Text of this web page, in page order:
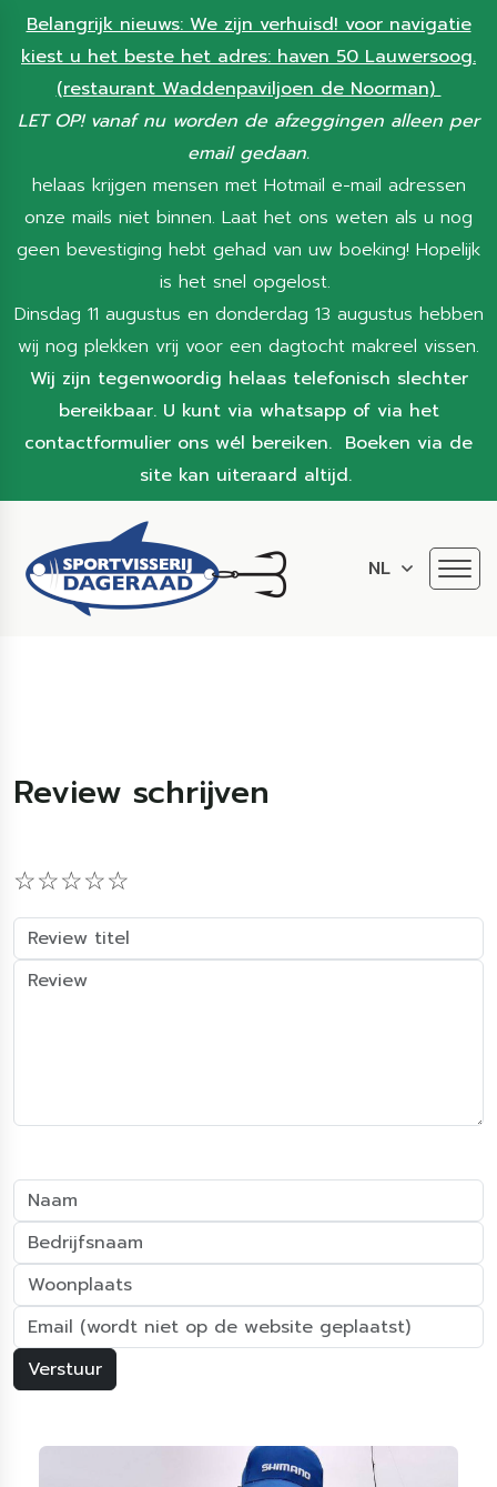
Belangrijk nieuws: We zijn verhuisd! voor navigatie
kiest u het beste het adres: haven 50 Lauwersoog.
(restaurant Waddenpaviljoen de Noorman)
LET OP! vanaf nu worden de afzeggingen alleen per
email gedaan.
helaas krijgen mensen met Hotmail e-mail adressen
onze mails niet binnen. Laat het ons weten als u nog
geen bevestiging hebt gehad van uw boeking! Hopelijk
is het snel opgelost.
Dinsdag 11 augustus en donderdag 13 augustus hebben
wij nog plekken vrij voor een dagtocht makreel vissen.
Wij zijn tegenwoordig helaas telefonisch slechter
bereikbaar. U kunt via whatsapp of via het
contactformulier ons wél bereiken. Boeken via de
site kan uiteraard altijd.
NL
Review schrijven
☆☆☆☆☆
★★★★★